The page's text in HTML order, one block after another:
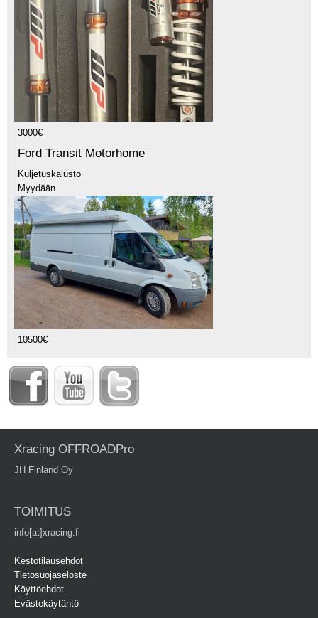
3000€
Ford Transit Motorhome
Kuljetuskalusto
Myydään
10500€
Xracing OFFROADPro
JH Finland Oy
TOIMITUS
info[at]xracing.fi
Kestotilausehdot
Tietosuojaseloste
Käyttöehdot
Evästekäytäntö